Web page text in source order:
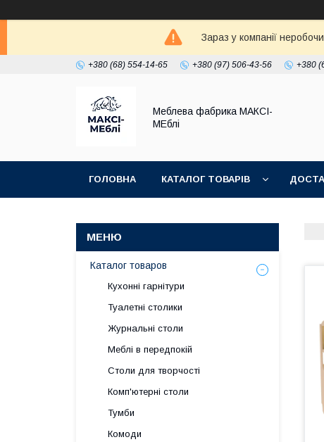
Зараз у компанії
+380 (68) 554-14-65 +380 (97) 506-43-56 +380
Меблева фабрика МАКСІ-
МЕблі
ГОЛОВНА КАТАЛОГ ТОВАРІВ
Каталог товаров
Кухонні гарнітури
Туалетні столики
Журнальні столи
Меблі в передпокій
Столи для творчості
Комп'ютерні столи
Тумби
Комоди